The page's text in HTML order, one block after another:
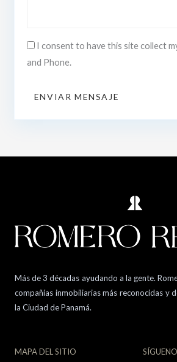
I consent to have this site collect
and Phone.
ENVIAR MENSAJE
Más de 3 décadas ayudando a la gente.
compañías inmobiliarias más reconocidas y
la Ciudad de Panamá.
MAPA DEL SITIO